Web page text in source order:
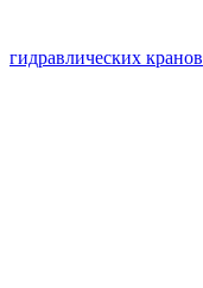
гидравлических кранов